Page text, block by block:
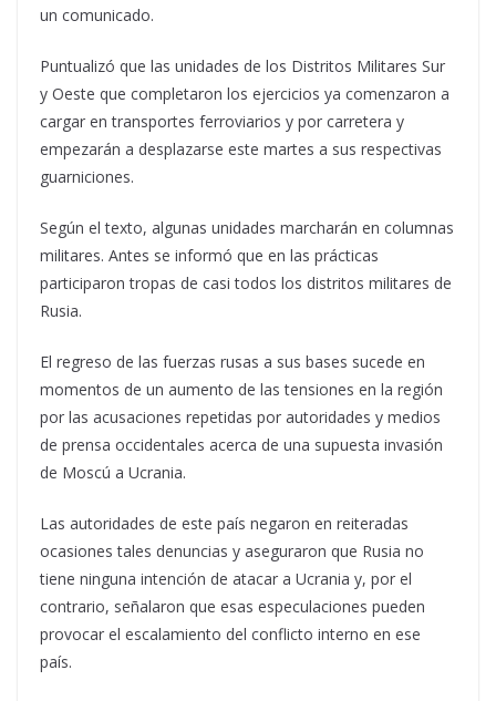
un comunicado.
Puntualizó que las unidades de los Distritos Militares Sur
y Oeste que completaron los ejercicios ya comenzaron a
cargar en transportes ferroviarios y por carretera y
empezarán a desplazarse este martes a sus respectivas
guarniciones.
Según el texto, algunas unidades marcharán en columnas
militares. Antes se informó que en las prácticas
participaron tropas de casi todos los distritos militares de
Rusia.
El regreso de las fuerzas rusas a sus bases sucede en
momentos de un aumento de las tensiones en la región
por las acusaciones repetidas por autoridades y medios
de prensa occidentales acerca de una supuesta invasión
de Moscú a Ucrania.
Las autoridades de este país negaron en reiteradas
ocasiones tales denuncias y aseguraron que Rusia no
tiene ninguna intención de atacar a Ucrania y, por el
contrario, señalaron que esas especulaciones pueden
provocar el escalamiento del conflicto interno en ese
país.